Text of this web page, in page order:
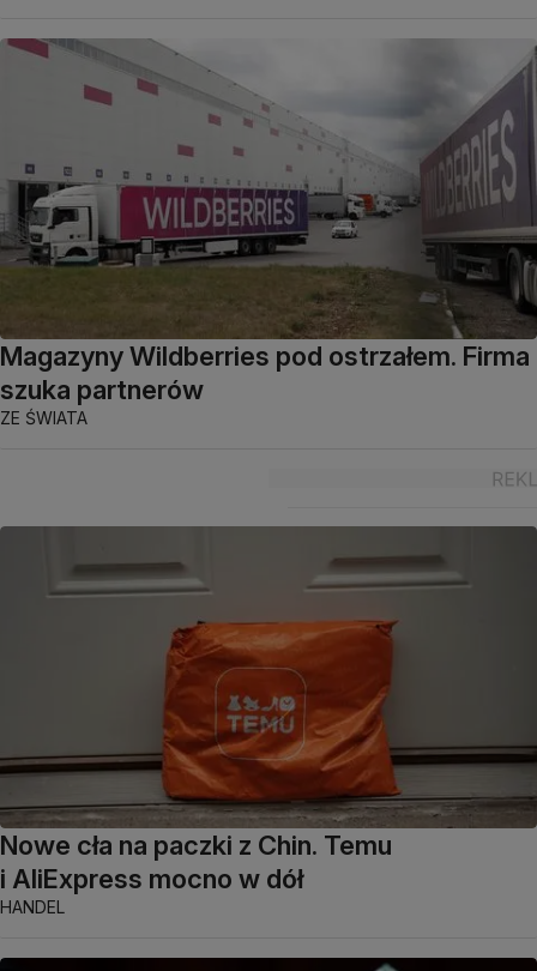
Magazyny Wildberries pod ostrzałem. Firma
szuka partnerów
ZE ŚWIATA
Nowe cła na paczki z Chin. Temu
i AliExpress mocno w dół
HANDEL